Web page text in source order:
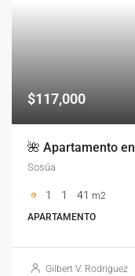
$117,000
Sosúa
1 1 41 m2
APARTAMENTO
Gilbert V. Rodriguez